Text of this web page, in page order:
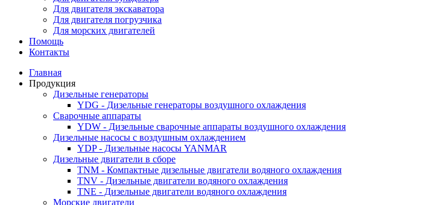
Для двигателя экскаватора
Для двигателя погрузчика
Для морских двигателей
Помощь
Контакты
Главная
Продукция
Дизельные генераторы
YDG - Дизельные генераторы воздушного охлаждения
Cварочные аппараты
YDW - Дизельные сварочные аппараты воздушного охлаждения
Дизельные насосы с воздушным охлаждением
YDP - Дизельные насосы YANMAR
Дизельные двигатели в сборе
TNM - Компактные дизельные двигатели водяного охлаждения
TNV - Дизельные двигатели водяного охлаждения
TNE - Дизельные двигатели водяного охлаждения
Морские двигатели